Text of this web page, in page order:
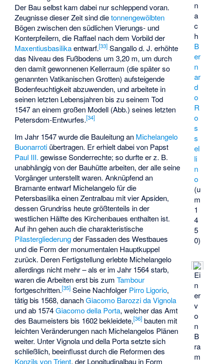
n
a
c
h
B
er
n
ar
d
o
R
o
s
s
el
li
n
o
(u
m
1
4
5
0)
Ei
n
er
v
o
n
B
ra
m
Der Bau selbst kam dabei nur schleppend voran.
Zeugnisse dieser Zeit sind dietonnengewölbten
Bögen zwischen den südlichen Vierungs- und
Konterpfeilern, die Raffael nach dem Vorbild der
Maxentiusbasilikaentwarf.[33] Sangallo d. J. erhöhte
das Niveau des Fußbodens um 3,20 m, um durch
den damit gewonnenen Kellerraum (die später so
genannten Vatikanischen Grotten) aufsteigende
Bodenfeuchtigkeit abzuwenden, und arbeitete in
seinen letzten Lebensjahren bis zu seinem Tod
1547 an einem großen Modell (Abb.) seines letzten
Petersdom-Entwurfes.[34]
Im Jahr 1547 wurde die Bauleitung an Michelangelo
Buonarroti übertragen. Er erhielt dabei von Papst
Paul III. gewisse Sonderrechte; so durfte er z. B.
unabhängig von der Bauhütte arbeiten, der alle seine
Vorgänger unterstellt waren. Anknüpfend an
Bramante entwarf Michelangelo für die
Petersbasilika einen Zentralbau mit vier Apsiden,
dessen Grundriss heute größtenteils in der
westlichen Hälfte des Kirchenbaues enthalten ist.
Auf ihn gehen auch die charakteristische
Pilastergliederungder Fassaden des Westbaues
und die Form der monumentalen Hauptkuppel
zurück. Deren Fertigstellung erlebte Michelangelo
allerdings nicht mehr – als er im Jahr 1564 starb,
waren die Arbeiten erst bis zumTambour
fortgeschritten.[35] Seine Nachfolger Pirro Ligorio,
tätig bis 1568, danachGiacomo Barozzi da Vignola
und ab 1574Giacomo della Porta, welcher das Amt
des Baumeisters bis 1602 bekleidete,[36] bauten mit
leichten Veränderungen nach Michelangelos Plänen
weiter. Unter Vignola und della Porta setzte sich
schließlich, beeinflusst durch die Reformen des
Konzils von Trient, der Longitudinalbau in Form